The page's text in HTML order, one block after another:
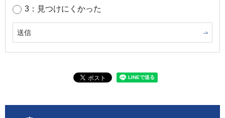
3：見つけにくかった